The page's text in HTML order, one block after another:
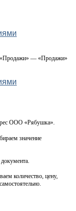
«Продажи» — «Продажи»
ООО «Рябушка».
значение
количество, цену,